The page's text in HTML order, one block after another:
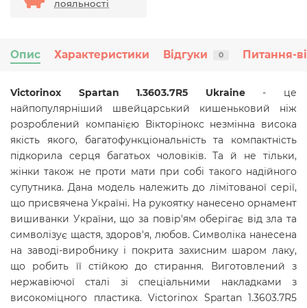
лояльності
Опис Характеристики Відгуки 0 Питання-
Victorinox Spartan 1.3603.7R5 Ukraine- це
найпопулярніший швейцарський кишеньковий ніж
розроблений компанією Вікторінокс незмінна висока
якість якого, багатофункціональність та компактність
підкорила серця багатьох чоловіків. Та й не тільки,
жінки також не проти мати при собі такого надійного
супутника. Дана модель належить до лімітованої серії,
що присвячена Україні. На рукоятку нанесено орнамент
вишиванки України, що за повір'ям оберігає від зла та
символізує щастя, здоров'я, любов. Символіка нанесена
на заводі-виробнику і покрита захисним шаром лаку,
що робить її стійкою до стирання.
Виготовлений з
нержавіючої сталі зі спеціальними накладками з
високоміцного пластика. Victorinox Spartan 1.3603.7R5